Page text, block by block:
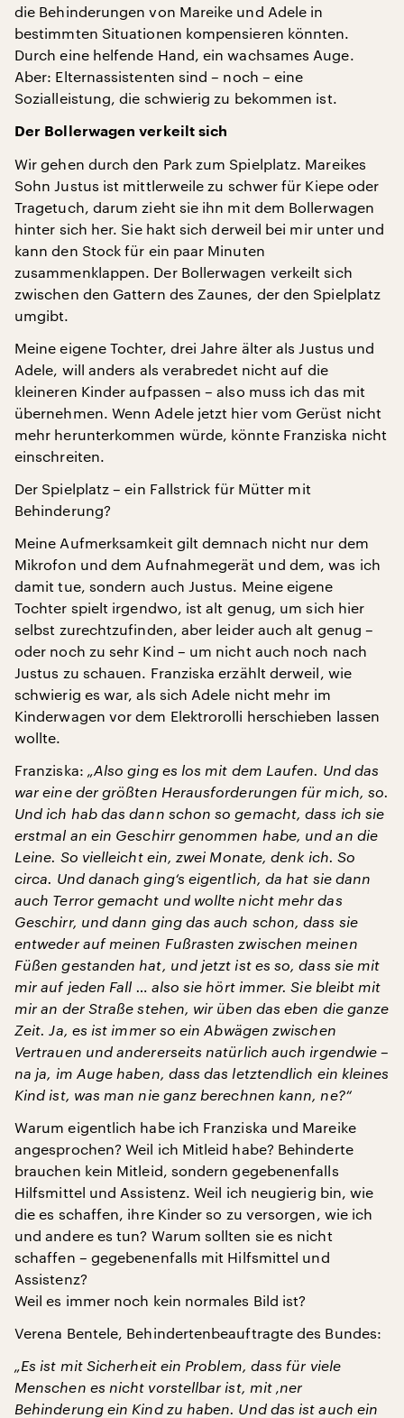
die Behinderungen von Mareike und Adele in
bestimmten Situationen kompensieren könnten.
Durch eine helfende Hand, ein wachsames Auge.
Aber: Elternassistenten sind – noch – eine
Sozialleistung, die schwierig zu bekommen ist.
Der Bollerwagen verkeilt sich
Wir gehen durch den Park zum Spielplatz. Mareikes
Sohn Justus ist mittlerweile zu schwer für Kiepe oder
Tragetuch, darum zieht sie ihn mit dem Bollerwagen
hinter sich her. Sie hakt sich derweil bei mir unter und
kann den Stock für ein paar Minuten
zusammenklappen. Der Bollerwagen verkeilt sich
zwischen den Gattern des Zaunes, der den Spielplatz
umgibt.
Meine eigene Tochter, drei Jahre älter als Justus und
Adele, will anders als verabredet nicht auf die
kleineren Kinder aufpassen – also muss ich das mit
übernehmen. Wenn Adele jetzt hier vom Gerüst nicht
mehr herunterkommen würde, könnte Franziska nicht
einschreiten.
Der Spielplatz – ein Fallstrick für Mütter mit
Behinderung?
Meine Aufmerksamkeit gilt demnach nicht nur dem
Mikrofon und dem Aufnahmegerät und dem, was ich
damit tue, sondern auch Justus. Meine eigene
Tochter spielt irgendwo, ist alt genug, um sich hier
selbst zurechtzufinden, aber leider auch alt genug –
oder noch zu sehr Kind – um nicht auch noch nach
Justus zu schauen. Franziska erzählt derweil, wie
schwierig es war, als sich Adele nicht mehr im
Kinderwagen vor dem Elektrorolli herschieben lassen
wollte.
Franziska: „Also ging es los mit dem Laufen. Und das
war eine der größten Herausforderungen für mich, so.
Und ich hab das dann schon so gemacht, dass ich sie
erstmal an ein Geschirr genommen habe, und an die
Leine. So vielleicht ein, zwei Monate, denk ich. So
circa. Und danach ging‘s eigentlich, da hat sie dann
auch Terror gemacht und wollte nicht mehr das
Geschirr, und dann ging das auch schon, dass sie
entweder auf meinen Fußrasten zwischen meinen
Füßen gestanden hat, und jetzt ist es so, dass sie mit
mir auf jeden Fall … also sie hört immer. Sie bleibt mit
mir an der Straße stehen, wir üben das eben die ganze
Zeit. Ja, es ist immer so ein Abwägen zwischen
Vertrauen und andererseits natürlich auch irgendwie –
na ja, im Auge haben, dass das letztendlich ein kleines
Kind ist, was man nie ganz berechnen kann, ne?“
Warum eigentlich habe ich Franziska und Mareike
angesprochen? Weil ich Mitleid habe? Behinderte
brauchen kein Mitleid, sondern gegebenenfalls
Hilfsmittel und Assistenz. Weil ich neugierig bin, wie
die es schaffen, ihre Kinder so zu versorgen, wie ich
und andere es tun? Warum sollten sie es nicht
schaffen – gegebenenfalls mit Hilfsmittel und
Assistenz?
Weil es immer noch kein normales Bild ist?
Verena Bentele, Behindertenbeauftragte des Bundes:
„Es ist mit Sicherheit ein Problem, dass für viele
Menschen es nicht vorstellbar ist, mit ‚ner
Behinderung ein Kind zu haben. Und das ist auch ein